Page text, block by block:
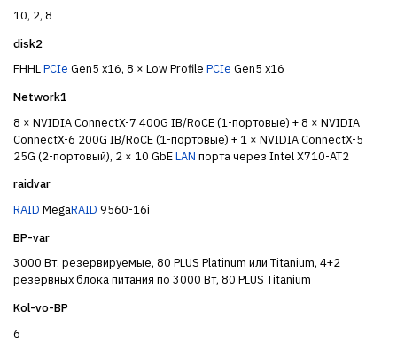
10, 2, 8
disk2
FHHLPCIe Gen5 x16, 8 × Low Profile PCIe Gen5 x16
Network1
8 × NVIDIA ConnectX-7 400G IB/RoCE (1-портовые) + 8 × NVIDIA
ConnectX-6 200G IB/RoCE (1-портовые) + 1 × NVIDIA ConnectX-5
25G (2-портовый), 2 × 10 GbELAN порта через Intel X710-AT2
raidvar
RAID MegaRAID 9560-16i
BP-var
3000 Вт, резервируемые, 80 PLUS Platinum или Titanium, 4+2
резервных блока питания по 3000 Вт, 80 PLUS Titanium
Kol-vo-BP
6